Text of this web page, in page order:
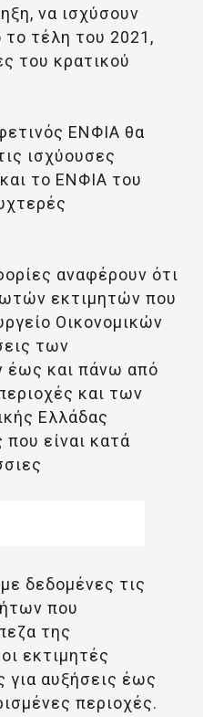
να ισχύσουν
τέλη του 2021,
του κρατικού
ΕΝΦΙΑ θα
ισχύουσες
το ΕΝΦΙΑ του
αναφέρουν ότι
εκτιμητών που
Οικονομικών
των
έως και πάνω από
και των
Ελλάδας
είναι κατά
δεδομένες τις
που
της
εκτιμητές
για αυξήσεις έως
περιοχές.